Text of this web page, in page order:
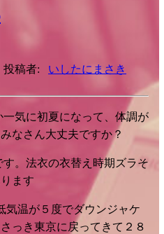
投稿者: いしたにまさき
気に初夏になって、体調が
なさん大丈夫ですか？
。法衣の衣替え時期ズラそ
ます
気温が５度でダウンジャケ
っき東京に戻ってきて２８